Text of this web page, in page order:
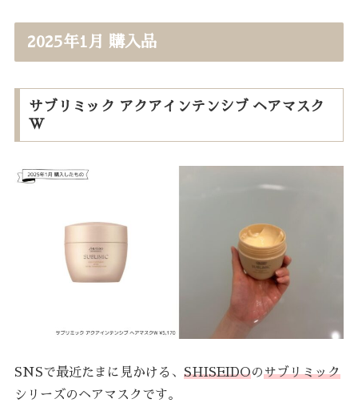
2025年1月 購入品
サブリミック アクアインテンシブ ヘアマスク
W
SNSで最近たまに見かける、SHISEIDOのサブリミック
シリーズのヘアマスクです。